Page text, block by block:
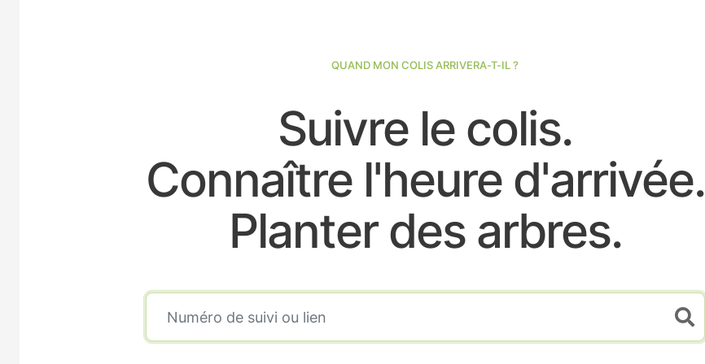
QUAND MON COLIS ARRIVERA-T-IL ?
Suivre le colis.
Connaître l'heure d'arrivée.
Planter des arbres.